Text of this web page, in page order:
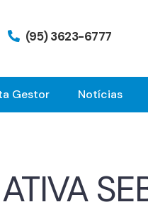
(95) 3623-6777
Gestor Notícias